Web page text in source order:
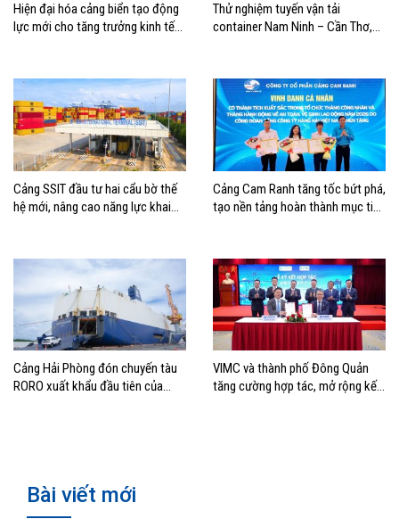
Hiện đại hóa cảng biển tạo động
lực mới cho tăng trưởng kinh tế
Thử nghiệm tuyến vận tải
container Nam Ninh – Cần Thơ,
Cảng SSIT đầu tư hai cẩu bờ thế
hệ mới, nâng cao năng lực khai
Cảng Cam Ranh tăng tốc bứt phá,
tạo nền tảng hoàn thành mục tiêu
Cảng Hải Phòng đón chuyến tàu
RORO xuất khẩu đầu tiên của
VIMC và thành phố Đông Quản
tăng cường hợp tác, mở rộng kết
Bài viết mới